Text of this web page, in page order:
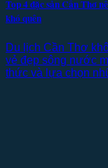
Top 4 đặc sản Cần Thơ
khó quên
Du lịch Cần Thơ
vẻ đẹp sông nước
thức và lựa chọn